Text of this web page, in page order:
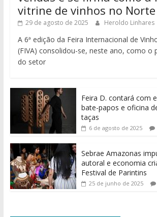
vitrine de vinhos no Norte
29 de agosto de 2025 Heroldo Linhares
A 6ª edição da Feira Internacional de
(FIVA) consolidou-se, neste ano, como o
do setor
Feira D. contará com
bate-papos e oficina
taças
6 de agosto de 2025
Sebrae Amazonas
autoral e economia
Festival de Parintins
25 de junho de 2025